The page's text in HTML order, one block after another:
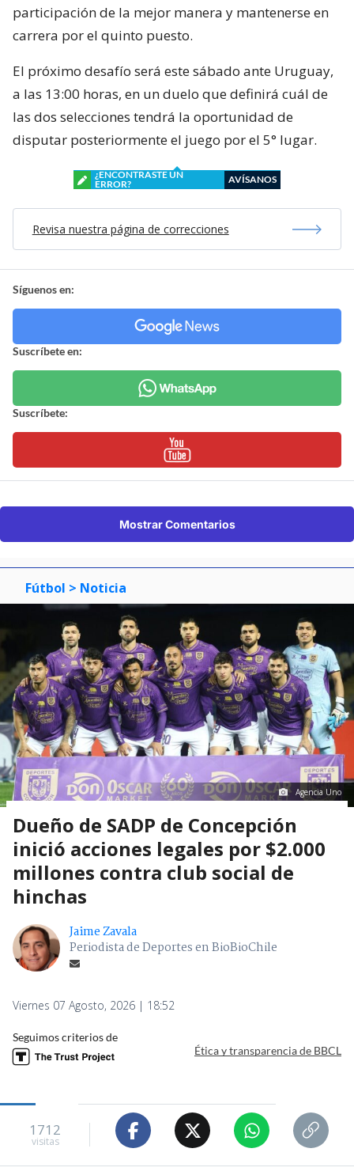
participación de la mejor manera y mantenerse en
carrera por el quinto puesto.
El próximo desafío será este sábado ante Uruguay,
a las 13:00 horas, en un duelo que definirá cuál de
las dos selecciones tendrá la oportunidad de
disputar posteriormente el juego por el 5° lugar.
¿ENCONTRASTE UN
ERROR?
AVÍSANOS
Revisa nuestra página de correcciones
Síguenos en:
Suscríbete en:
Suscríbete:
Mostrar Comentarios
Fútbol > Noticia
Agencia Uno
Dueño de SADP de Concepción
inició acciones legales por $2.000
millones contra club social de
hinchas
Jaime Zavala
Periodista de Deportes en BioBioChile
Viernes 07 Agosto, 2026 | 18:52
Seguimos criterios de
Ética y transparencia de BBCL
1712
visitas